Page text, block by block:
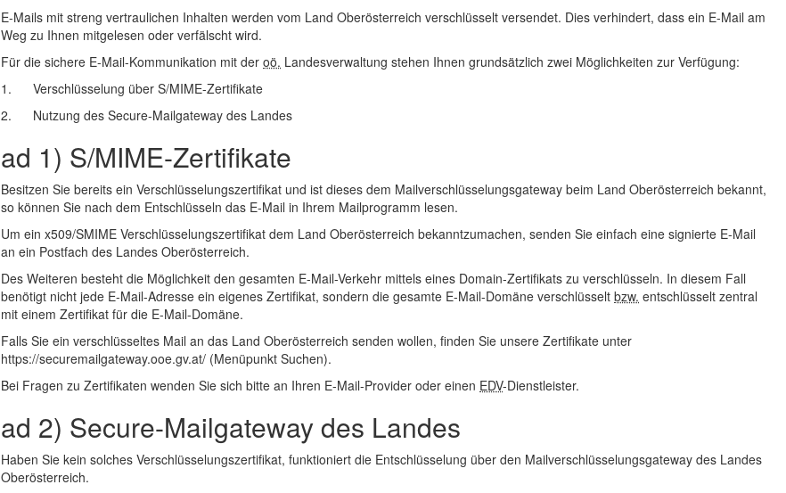
E-Mails mit streng vertraulichen Inhalten werden vom Land Oberösterreich verschlüsselt versendet. Dies verhindert, dass ein E-Mail am
Weg zu Ihnen mitgelesen oder verfälscht wird.
Für die sichere E-Mail-Kommunikation mit der oö. Landesverwaltung stehen Ihnen grundsätzlich zwei Möglichkeiten zur Verfügung:
1. Verschlüsselung über S/MIME-Zertifikate
2. Nutzung des Secure-Mailgateway des Landes
ad 1) S/MIME-Zertifikate
Besitzen Sie bereits ein Verschlüsselungszertifikat und ist dieses dem Mailverschlüsselungsgateway beim Land Oberösterreich bekannt,
so können Sie nach dem Entschlüsseln das E-Mail in Ihrem Mailprogramm lesen.
Um ein x509/SMIME Verschlüsselungszertifikat dem Land Oberösterreich bekanntzumachen, senden Sie einfach eine signierte E-Mail
an ein Postfach des Landes Oberösterreich.
Des Weiteren besteht die Möglichkeit den gesamten E-Mail-Verkehr mittels eines Domain-Zertifikats zu verschlüsseln. In diesem Fall
benötigt nicht jede E-Mail-Adresse ein eigenes Zertifikat, sondern die gesamte E-Mail-Domäne verschlüsselt bzw. entschlüsselt zentral
mit einem Zertifikat für die E-Mail-Domäne.
Falls Sie ein verschlüsseltes Mail an das Land Oberösterreich senden wollen, finden Sie unsere Zertifikate unter
https://securemailgateway.ooe.gv.at/ (Menüpunkt Suchen).
Bei Fragen zu Zertifikaten wenden Sie sich bitte an Ihren E-Mail-Provider oder einen EDV-Dienstleister.
ad 2) Secure-Mailgateway des Landes
Haben Sie kein solches Verschlüsselungszertifikat, funktioniert die Entschlüsselung über den Mailverschlüsselungsgateway des Landes
Oberösterreich.